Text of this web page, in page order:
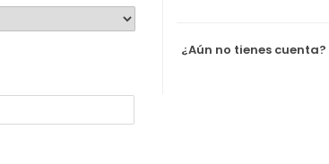
¿Aún no tienes cuenta?